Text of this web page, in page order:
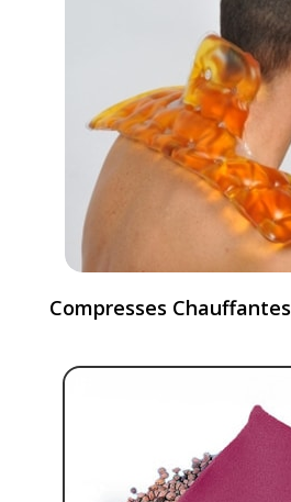
Compresses Chauffantes